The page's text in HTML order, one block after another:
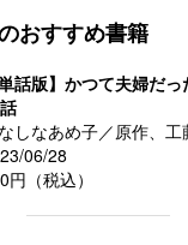
おすすめ書籍
単話版】かつて夫婦だ
しなあめ子／原作、
06/28
円（税込）